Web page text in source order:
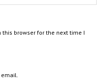
this browser for the next time I